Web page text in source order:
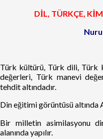
DİL, TÜRKÇE,
Türk kültürü, Türk dili, Türk
değerleri, Türk manevi
tehdit altındadır.
Din eğitimi görüntüsü altında
Bir milletin asimilasyonu
alanında yapılır.